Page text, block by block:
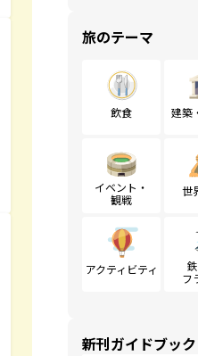
旅のテーマ
飲食 建築
イベント・
観戦
世
アクティビティ
フ
新刊ガイドブック